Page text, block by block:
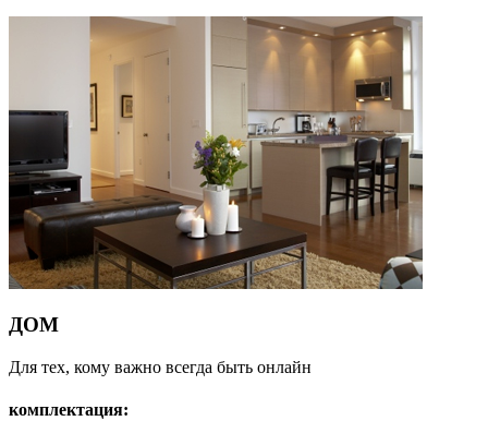
ДОМ
Для тех, кому важно всегда быть онлайн
комплектация: